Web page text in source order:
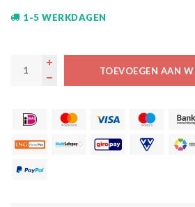
1-5 WERKDAGEN
TOEVOEGEN AAN